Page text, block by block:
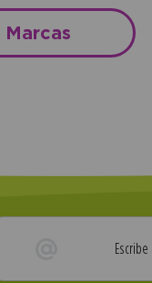
Marcas